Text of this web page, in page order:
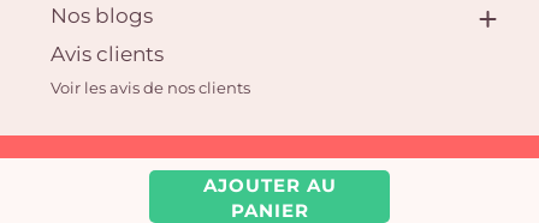
AJOUTER AU
PANIER
Nos blogs
Avis clients
Voir les avis de nos clients
Aquarelle.com SAS
39 rue Anatole France, 92300 Levallois-Perret | Fleuriste en ligne